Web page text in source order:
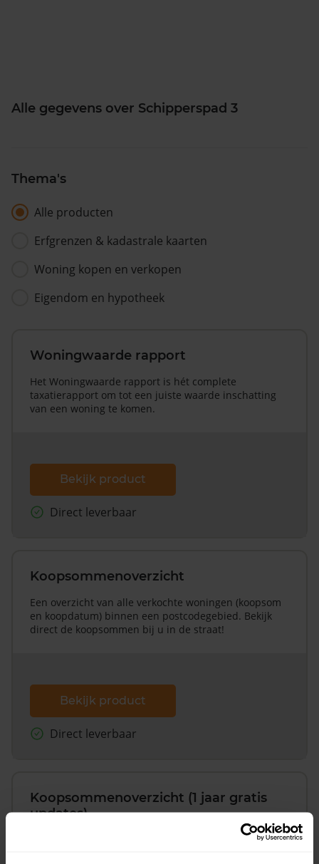
Alle gegevens over Schipperspad 3
Thema's
Alle producten
Erfgrenzen & kadastrale kaarten
Woning kopen en verkopen
Eigendom en hypotheek
Woningwaarde rapport
Het Woningwaarde rapport is hét complete
taxatierapport om tot een juiste waarde inschatting
van een woning te komen.
Bekijk product
Direct leverbaar
Koopsommenoverzicht
Een overzicht van alle verkochte woningen (koopsom
en koopdatum) binnen een postcodegebied. Bekijk
direct de koopsommen bij u in de straat!
Bekijk product
Direct leverbaar
Koopsommenoverzicht (1 jaar gratis
updates)